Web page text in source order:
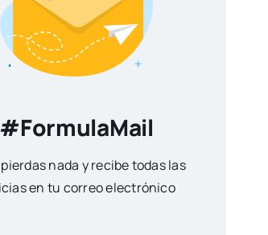
#FormulaMail
nada y recibe todas las
en tu correo electrónico